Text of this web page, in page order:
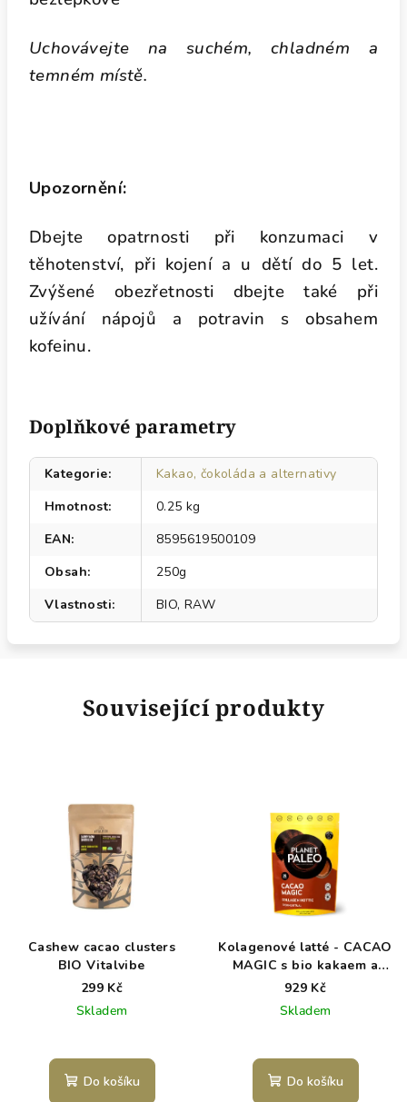
Uchovávejte na suchém, chladném a
temném místě.
Upozornění:
Dbejte opatrnosti při konzumaci v
těhotenství, při kojení a u dětí do 5 let.
Zvýšené obezřetnosti dbejte také při
užívání nápojů a potravin s obsahem
kofeinu.
Doplňkové parametry
Kategorie:
Kakao, čokoláda a alternativy
Hmotnost:
0.25 kg
EAN:
8595619500109
Obsah:
250g
Vlastnosti: BIO, RAW
Související produkty
Cashew cacao clusters
BIO Vitalvibe
299 Kč
Skladem
Do košíku
Kolagenové latté - CACAO
MAGIC s bio kakaem a
vanilkou
929 Kč
Skladem
hodnocení
produktu
Do košíku